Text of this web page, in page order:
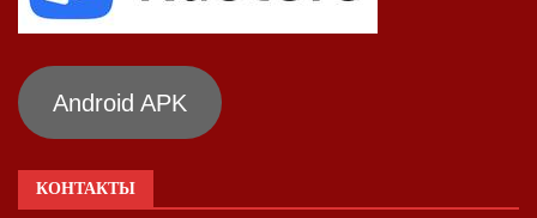
Android APK
КОНТАКТЫ